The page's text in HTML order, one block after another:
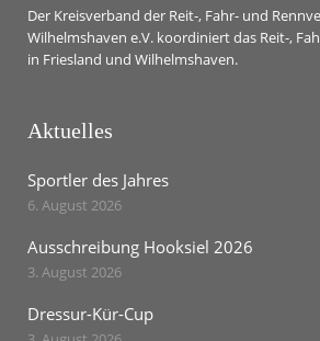
Der Kreisverband der Reit-, Fahr- und
Wilhelmshaven e.V. koordiniert das Reit-,
in Friesland und Wilhelmshaven.
Aktuelles
Sportler des Jahres
6. August 2026
Ausschreibung Hooksiel 2026
3. August 2026
Dressur-Kür-Cup